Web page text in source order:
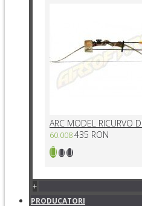
ARC MODEL RICURVO
60.008435 RON
+
PRODUCATORI